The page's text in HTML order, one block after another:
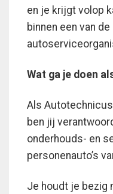
en je krijgt volop
binnen een van
Wat ga je doen
Als
ben jij
onderhouds- en
personenauto’s
Je houdt je bezig